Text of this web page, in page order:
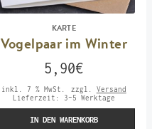
KARTE
Vogelpaar im Winter
5,90€
inkl. 7 % MwSt. zzgl. Versand
Lieferzeit:
3-5 Werktage
IN DEN WARENKORB